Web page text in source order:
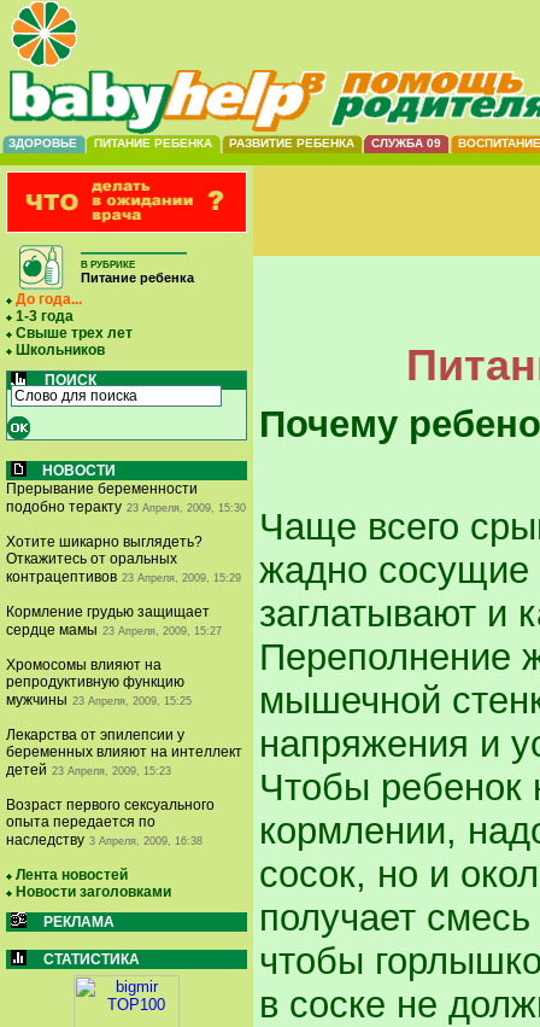
ЗДОРОВЬЕ ПИТАНИЕ РЕБЕНКА РАЗВИТИЕ РЕБЕНКА СЛУЖБА 09 ВОСПИТАНИЕ
В РУБРИКЕ
Питание ребенка
До года...
1-3 года
Свыше трех лет
Школьников
ПОИСК
НОВОСТИ
Прерывание беременности
подобно теракту 23 Апреля, 2009, 15:30
Хотите шикарно выглядеть?
Откажитесь от оральных
контрацептивов 23 Апреля, 2009, 15:29
Кормление грудью защищает
сердце мамы 23 Апреля, 2009, 15:27
Хромосомы влияют на
репродуктивную функцию
мужчины 23 Апреля, 2009, 15:25
Лекарства от эпилепсии у
беременных влияют на интеллект
детей 23 Апреля, 2009, 15:23
Возраст первого сексуального
опыта передается по
наследству 3 Апреля, 2009, 16:38
Лента новостей
Новости заголовками
РЕКЛАМА
СТАТИСТИКА
Почему
Чаще всего
жадно сосущие
заглатывают и
Переполнение
мышечной
напряжения и
Чтобы ребенок
кормлении,
сосок, но и
получает
чтобы
в соске не